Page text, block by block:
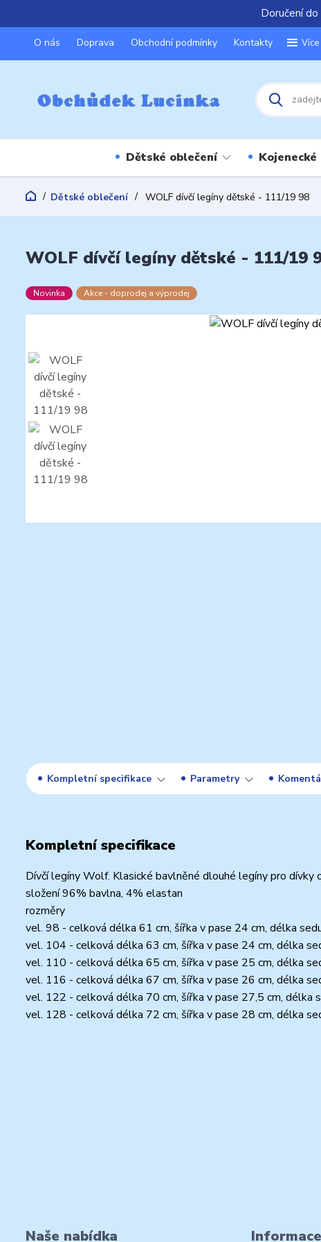
Doručení
O nás Doprava Obchodní podmínky Kontakty Více
Dětské oblečení
Dětské oblečení WOLF dívčí legíny dětské - 111/19 98
WOLF dívčí legíny dětské - 111/19
Novinka Akce - doprodej a výprodej
Kompletní specifikace Parametry
Kompletní specifikace
Dívčí legíny Wolf. Klasické bavlněné dlouhé legíny pro
složení 96% bavlna, 4% elastan
rozměry
vel. 98 - celková délka 61 cm, šířka v pase 24 cm, délka
vel. 104 - celková délka 63 cm, šířka v pase 24 cm, délka
vel. 110 - celková délka 65 cm, šířka v pase 25 cm, délka
vel. 116 - celková délka 67 cm, šířka v pase 26 cm, délka
vel. 122 - celková délka 70 cm, šířka v pase 27,5 cm, délka
vel. 128 - celková délka 72 cm, šířka v pase 28 cm, délka
Naše nabídka